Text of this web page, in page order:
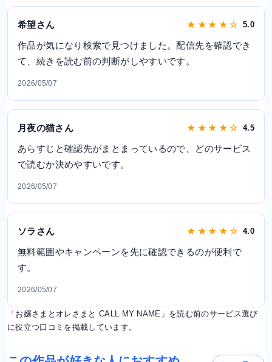
希望さん ★ ★ ★ ★ ☆ 5.0
作品が気になり検索で見つけました。配信先を確認でき
て、続きを読む前の判断がしやすいです。
2026/05/07
月夜の猫さん ★ ★ ★ ★ ☆ 4.5
あらすじと確認先がまとまっているので、どのサービス
で読むか決めやすいです。
2026/05/07
ソラさん ★ ★ ★ ★ ☆ 4.0
無料範囲やキャンペーンを先に確認できるのが便利で
す。
2026/05/07
「お嬢さまとオレさまと CALL MY NAME」を読む前のサービス選び
に役立つ口コミを掲載しています。